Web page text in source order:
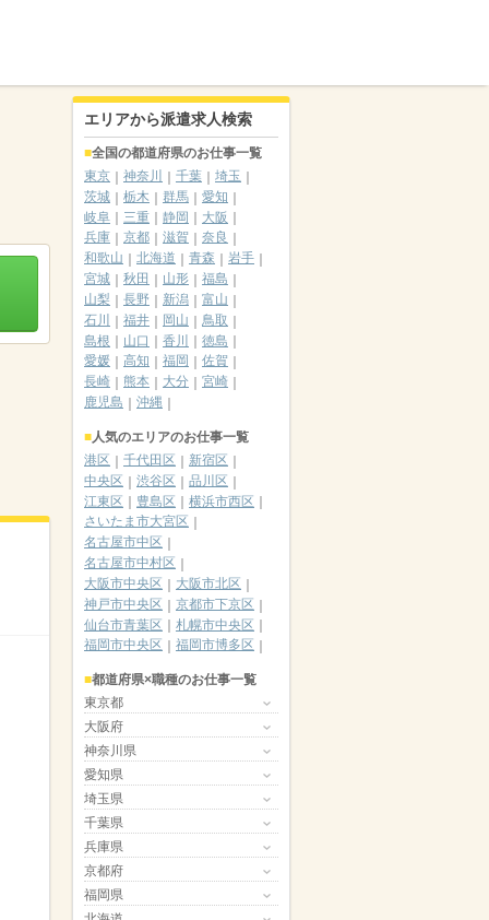
エリアから派遣求人検索
全国の都道府県のお仕事一覧
東京
神奈川 千葉
埼玉
茨城
栃木 群馬
愛知
岐阜
三重 静岡
大阪
兵庫
京都 滋賀
奈良
和歌山
北海道 青森
岩手
宮城
秋田 山形
福島
山梨
長野 新潟
富山
石川
福井 岡山
鳥取
島根
山口 香川
徳島
愛媛
高知 福岡
佐賀
長崎
熊本 大分
宮崎
鹿児島
沖縄
人気のエリアのお仕事一覧
港区
千代田区
新宿区
中央区
渋谷区
品川区
江東区
豊島区
横浜市西区
さいたま市大宮区
名古屋市中区
名古屋市中村区
大阪市中央区
大阪市北区
神戸市中央区
京都市下京区
仙台市青葉区
札幌市中央区
福岡市中央区
福岡市博多区
都道府県×職種のお仕事一覧
東京都
大阪府
神奈川県
愛知県
埼玉県
千葉県
兵庫県
京都府
福岡県